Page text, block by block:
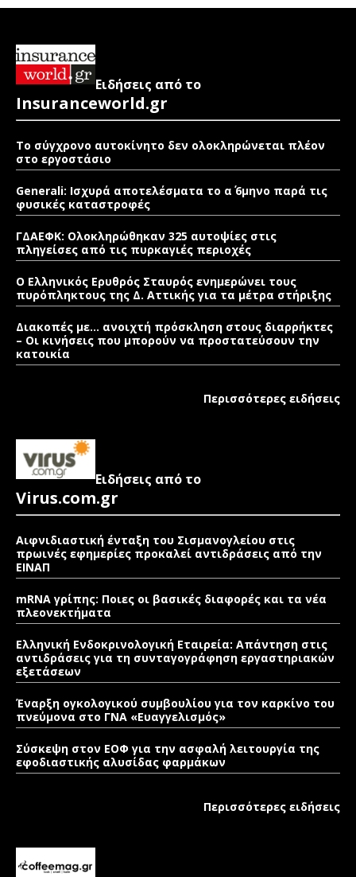
Ειδήσεις από το
Insuranceworld.gr
Το σύγχρονο αυτοκίνητο δεν ολοκληρώνεται πλέον
στο εργοστάσιο
Generali: Ισχυρά αποτελέσματα το α΄ 6μηνο παρά τις
φυσικές καταστροφές
ΓΔΑΕΦΚ: Ολοκληρώθηκαν 325 αυτοψίες στις
πληγείσες από τις πυρκαγιές περιοχές
Ο Ελληνικός Ερυθρός Σταυρός ενημερώνει τους
πυρόπληκτους της Δ. Αττικής για τα μέτρα στήριξης
Διακοπές με… ανοιχτή πρόσκληση στους διαρρήκτες
– Οι κινήσεις που μπορούν να προστατεύσουν την
κατοικία
Περισσότερες ειδήσεις
Ειδήσεις από το
Virus.com.gr
Αιφνιδιαστική ένταξη του Σισμανογλείου στις
πρωινές εφημερίες προκαλεί αντιδράσεις από την
ΕΙΝΑΠ
mRNA γρίπης: Ποιες οι βασικές διαφορές και τα νέα
πλεονεκτήματα
Ελληνική Ενδοκρινολογική Εταιρεία: Απάντηση στις
αντιδράσεις για τη συνταγογράφηση εργαστηριακών
εξετάσεων
Έναρξη ογκολογικού συμβουλίου για τον καρκίνο του
πνεύμονα στο ΓΝΑ «Ευαγγελισμός»
Σύσκεψη στον ΕΟΦ για την ασφαλή λειτουργία της
εφοδιαστικής αλυσίδας φαρμάκων
Περισσότερες ειδήσεις